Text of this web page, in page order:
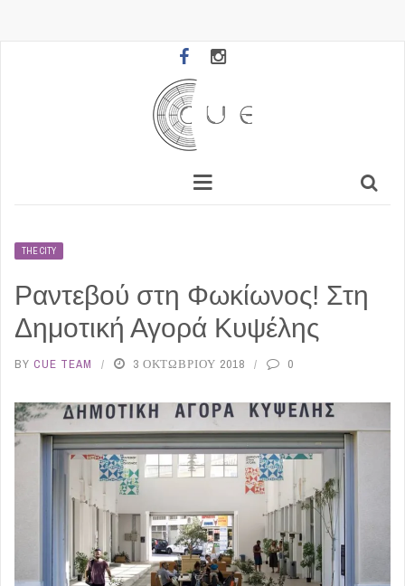
THE CITY
Ραντεβού στη Φωκίωνος! Στη
Δημοτική Αγορά Κυψέλης
BY CUE TEAM 3 ΟΚΤΩΒΡΊΟΥ 2018 0